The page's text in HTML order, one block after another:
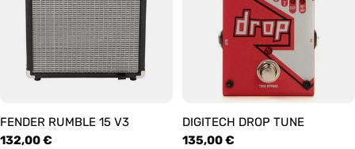
FENDER RUMBLE 15 V3
Precio
132,00 €
DIGITECH DROP TUNE
Precio
135,00 €